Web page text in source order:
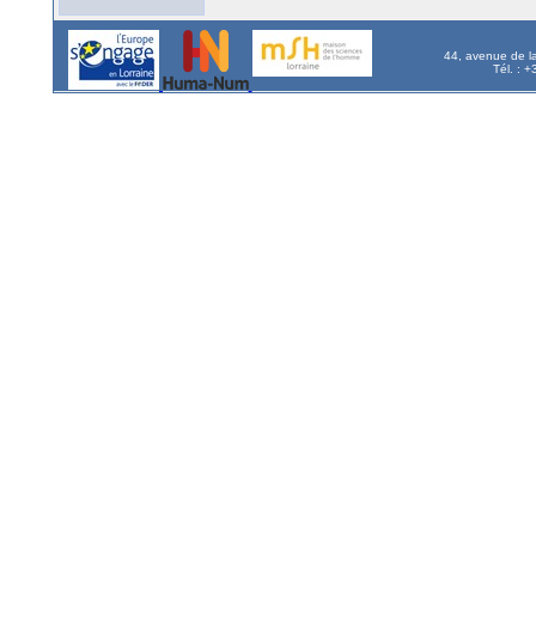
44, avenue de
Tél. :